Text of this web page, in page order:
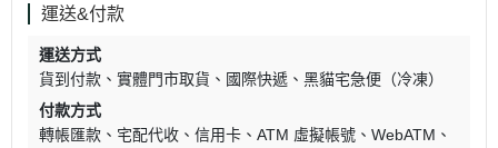
運送&付款
運送方式
貨到付款
實體門市取貨 國際快遞
黑貓宅急便（冷凍）
付款方式
轉帳匯款
宅配代收 信用卡 ATM 虛擬帳號
WebATM